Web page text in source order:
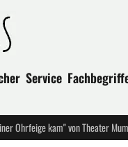
Service
Ohrfeige kam" von Theater